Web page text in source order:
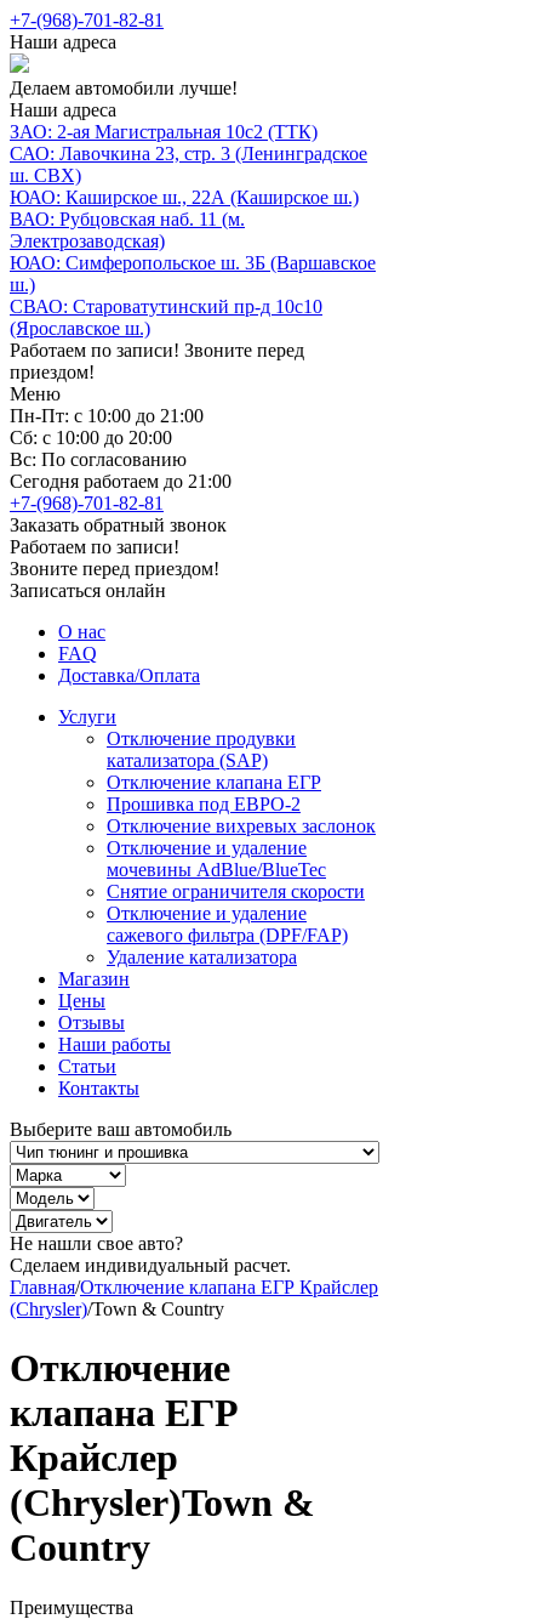
+7-(968)-701-82-81
Наши адреса
Делаем автомобили лучше!
Наши адреса
ЗАО: 2-ая Магистральная 10с2 (ТТК)
САО: Лавочкина 23, стр. 3 (Ленинградское
ш. СВХ)
ЮАО: Каширское ш., 22А (Каширское ш.)
ВАО: Рубцовская наб. 11 (м.
Электрозаводская)
ЮАО: Симферопольское ш. 3Б (Варшавское
ш.)
СВАО: Староватутинский пр-д 10с10
(Ярославское ш.)
Работаем по записи! Звоните перед
приездом!
Меню
Пн-Пт: с 10:00 до 21:00
Сб: с 10:00 до 20:00
Вс: По согласованию
Сегодня работаем до 21:00
+7-(968)-701-82-81
Заказать обратный звонок
Работаем по записи!
Звоните перед приездом!
Записаться онлайн
О нас
FAQ
Доставка/Оплата
Услуги
Отключение продувки
катализатора (SAP)
Отключение клапана ЕГР
Прошивка под ЕВРО-2
Отключение вихревых заслонок
Отключение и удаление
мочевины AdBlue/BlueTec
Снятие ограничителя скорости
Отключение и удаление
сажевого фильтра (DPF/FAP)
Удаление катализатора
Магазин
Цены
Отзывы
Наши работы
Статьи
Контакты
Выберите ваш автомобиль
Не нашли свое авто?
Сделаем индивидуальный расчет.
Главная/Отключение клапана ЕГР Крайслер
(Chrysler)/Town & Country
Отключение
клапана ЕГР
Крайслер
(Chrysler)Town &
Country
Преимущества